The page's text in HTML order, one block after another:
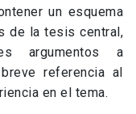
un esquema
de la tesis central,
argumentos a
referencia al
en el tema.